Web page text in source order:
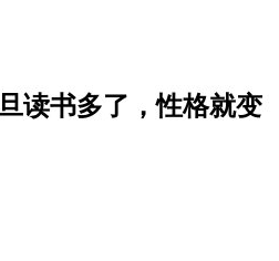
读书多了，性格就变